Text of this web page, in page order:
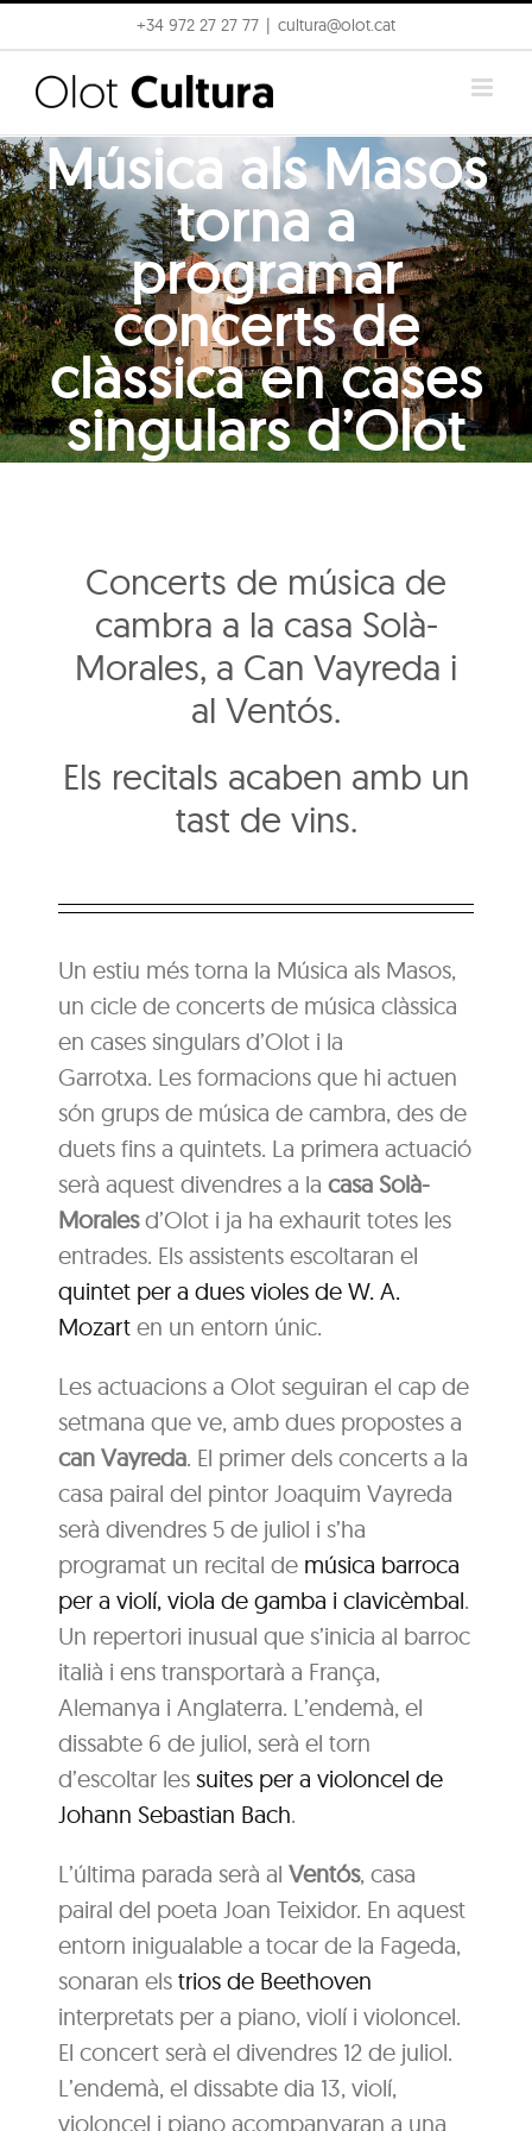
to
content
+34 972 27 27 77 cultura@olot.cat
Música als Masos
torna a
programar
concerts de
clàssica en cases
singulars d’Olot
Concerts de música de
cambra a la casa Solà-
Morales, a Can Vayreda i
al Ventós.
Els recitals acaben amb un
tast de vins.
Un estiu més torna la Música als Masos,
un cicle de concerts de música clàssica
en cases singulars d’Olot i la
Garrotxa. Les formacions que hi actuen
són grups de música de cambra, des de
duets fins a quintets. La primera actuació
serà aquest divendres a lacasa Solà-
Moralesd’Olot i ja ha exhaurit totes les
entrades. Els assistents escoltaran el
quintet per a dues violes de W. A.
Mozart en un entorn únic.
Les actuacions a Olot seguiran el cap de
setmana que ve, amb dues propostes a
can Vayreda. El primer dels concerts a la
casa pairal del pintor Joaquim Vayreda
serà divendres 5 de juliol i s’ha
programat un recital de música barroca
per a violí, viola de gamba i clavicèmbal.
Un repertori inusual que s’inicia al barroc
italià i ens transportarà a França,
Alemanya i Anglaterra. L’endemà, el
dissabte 6 de juliol, serà el torn
d’escoltar lessuites per a violoncel de
Johann Sebastian Bach.
L’última parada serà alVentós, casa
pairal del poeta Joan Teixidor. En aquest
entorn inigualable a tocar de la Fageda,
sonaran elstrios de Beethoven
interpretats per a piano, violí i violoncel.
El concert serà el divendres 12 de juliol.
L’endemà, el dissabte dia 13, violí,
violoncel i piano acompanyaran a una